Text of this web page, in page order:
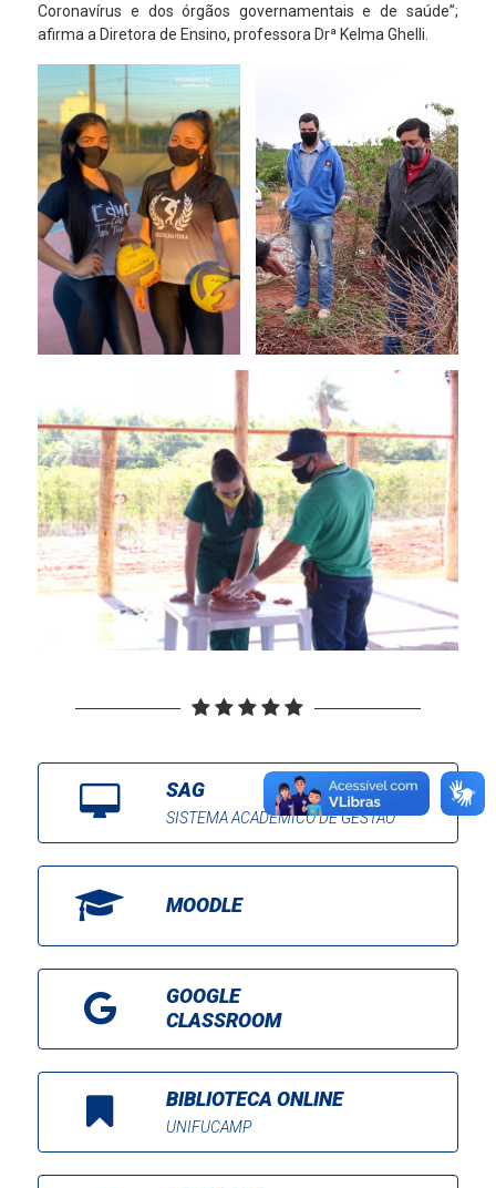
Coronavírus e dos órgãos governamentais e de saúde”;
afirma a Diretora de Ensino, professora Drª Kelma Ghelli.
SAG
SISTEMA ACADÊMICO DE GESTÃO
MOODLE
GOOGLE
CLASSROOM
BIBLIOTECA ONLINE
UNIFUCAMP